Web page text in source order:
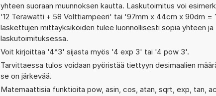
yhteen suoraan muunnoksen kautta. Laskutoimitus voi
'12 Terawatti + 58 Volttiampeeri' tai '97mm x 44cm x 90dm =
laskettujen mittayksiköiden tulee luonnollisesti sopia yhteen ja
laskutoimituksessa.
Voit kirjoittaa '4^3' sijasta myös '4 exp 3' tai '4 pow 3'.
Tarvittaessa tulos voidaan pyöristää tiettyyn desimaalien
se on järkevää.
Matemaattisia funktioita pow, asin, cos, atan, sqrt, exp, tan,